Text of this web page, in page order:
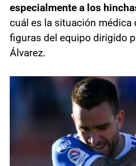
especialmente a los
cuál es la situación médica
figuras del equipo dirigido
Álvarez.